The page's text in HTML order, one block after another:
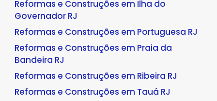
Reformas e Construções em Ilha do
Governador RJ
Reformas e Construções em Portuguesa RJ
Reformas e Construções em Praia da
Bandeira RJ
Reformas e Construções em Ribeira RJ
Reformas e Construções em Tauá RJ